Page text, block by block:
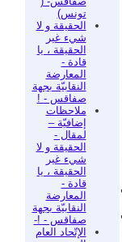
تونس)
الحقيقة و لا
شيء غير
الحقيقة ، يا
قادة -
المعارضة
النقابيّة بجهة
صفاقس - !
ملاحظات
إضافيّة –
لمقال -
الحقيقة و لا
شيء غير
الحقيقة ، يا
قادة -
المعارضة
النقابيّة بجهة
صفاقس - !-
الإتّحاد العام